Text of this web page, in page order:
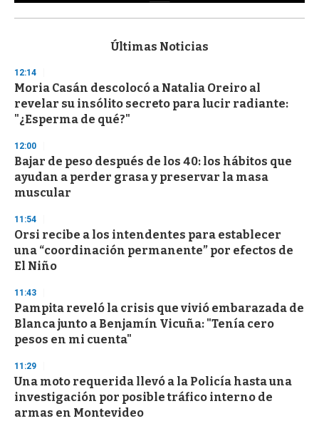
s
d
s
o
f
s
e
c
o
n
Últimas Noticias
12:14
Moria Casán descolocó a Natalia Oreiro al
revelar su insólito secreto para lucir radiante:
"¿Esperma de qué?"
12:00
Bajar de peso después de los 40: los hábitos que
ayudan a perder grasa y preservar la masa
muscular
11:54
Orsi recibe a los intendentes para establecer
una “coordinación permanente” por efectos de
El Niño
11:43
Pampita reveló la crisis que vivió embarazada de
Blanca junto a Benjamín Vicuña: "Tenía cero
pesos en mi cuenta"
11:29
Una moto requerida llevó a la Policía hasta una
investigación por posible tráfico interno de
armas en Montevideo